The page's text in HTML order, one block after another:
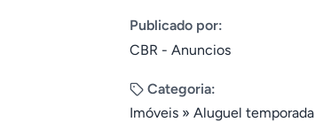
Publicado por:
CBR - Anuncios
Categoria:
Imóveis » Aluguel temporada